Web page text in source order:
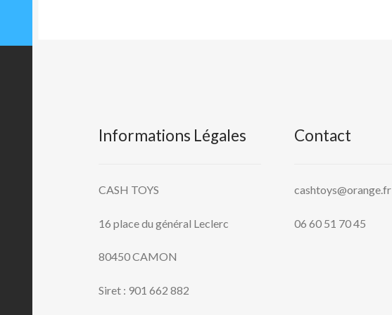
Informations Légales
CASH TOYS
16 place du général Leclerc
80450 CAMON
Siret : 901 662 882
Contact
cashtoys@orange.fr
06 60 51 70 45